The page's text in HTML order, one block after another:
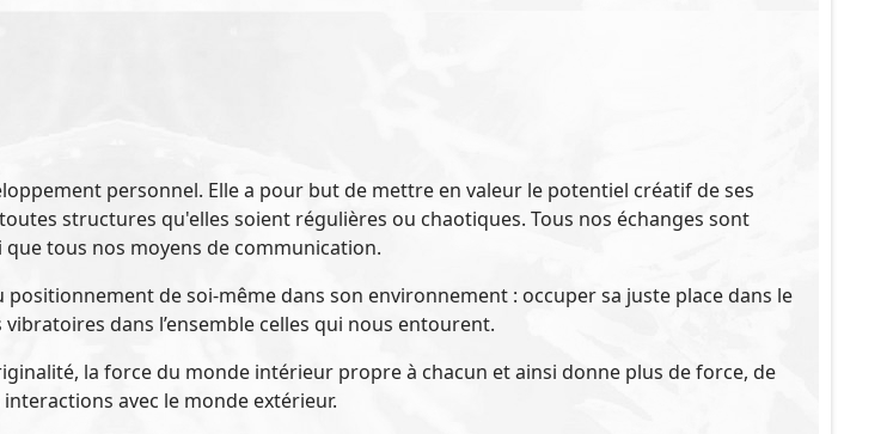
personnel. Elle a pour but de mettre en valeur le potentiel créatif de ses
structures qu'elles soient régulières ou chaotiques. Tous nos échanges sont
tous nos moyens de communication.
de soi-même dans son environnement : occuper sa juste place dans le
dans l’ensemble celles qui nous entourent.
la force du monde intérieur propre à chacun et ainsi donne plus de force, de
avec le monde extérieur.